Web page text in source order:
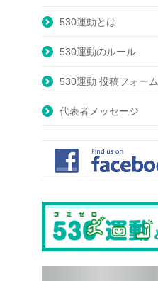
530運動とは
530運動のルール
530運動 投稿フォーム
代表者メッセージ